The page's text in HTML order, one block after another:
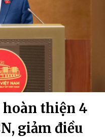
hoàn thiện 4
giảm điều